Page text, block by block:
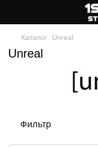
Каталог Unreal
Unreal
Фильтр